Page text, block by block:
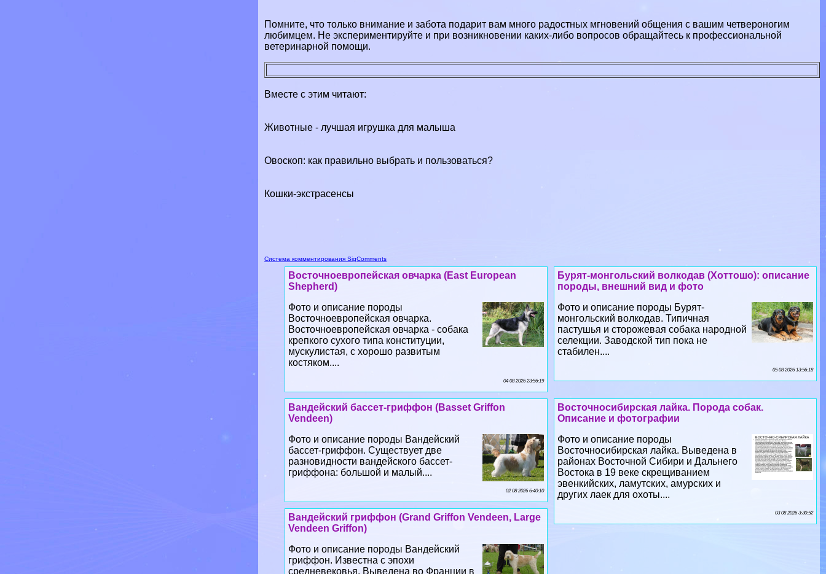
Помните, что только внимание и забота подарит вам много радостных мгновений общения с вашим четвероногим
любимцем. Не экспериментируйте и при возникновении каких-либо вопросов обращайтесь к профессиональной
ветеринарной помощи.
Вместе с этим читают:
Животные - лучшая игрушка для малыша
Овоскоп: как правильно выбрать и пользоваться?
Кошки-экстрасенсы
Система комментирования SigComments
Бурят-монгольский волкодав (Хоттошо): описание
породы, внешний вид и фото
Фото и описание породы Бурят-
монгольский волкодав. Типичная
пастушья и сторожевая собака народной
селекции. Заводской тип пока не
стабилен....
05 08 2026 13:56:18
Восточноевропейская овчарка (East European
Shepherd)
Фото и описание породы
Восточноевропейская овчарка.
Восточноевропейская овчарка - собака
крепкого сухого типа конституции,
мускулистая, с хорошо развитым
костяком....
04 08 2026 23:56:19
Восточносибирская лайка. Порода собак.
Описание и фотографии
Фото и описание породы
Восточносибирская лайка. Выведена в
районах Восточной Сибири и Дальнего
Востока в 19 веке скрещиванием
эвенкийских, ламутских, амурских и
других лаек для охоты....
03 08 2026 3:30:52
Вандейский бассет-гриффон (Basset Griffon
Vendeen)
Фото и описание породы Вандейский
бассет-гриффон. Существует две
разновидности вандейского бассет-
гриффона: большой и малый....
02 08 2026 6:40:10
Вандейский гриффон (Grand Griffon Vendeen, Large
Vendeen Griffon)
Фото и описание породы Вандейский
гриффон. Известна с эпохи
средневековья. Выведена во Франции в